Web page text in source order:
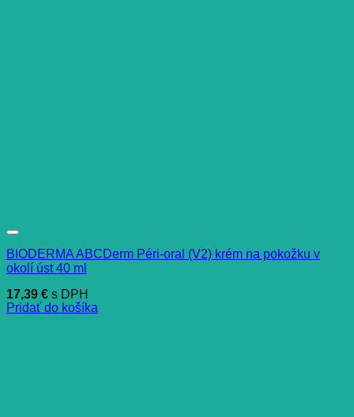
BIODERMA ABCDerm Péri-oral (V2) krém na pokožku v
okolí úst 40 ml
17,39 € s DPH
Pridať do košíka